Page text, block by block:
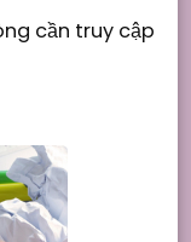
cần truy cập